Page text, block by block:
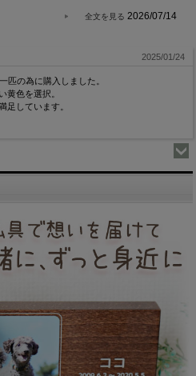
2026/07/14
2025/01/24
匹の為に購入しました。
黄色を選択。
足しています。